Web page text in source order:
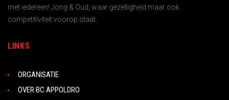
met iedereen! Jong & Oud, waar gezelligheid maar ook
competitiviteit voorop staat.
LINKS
ORGANISATIE
OVER BC APPOLDRO